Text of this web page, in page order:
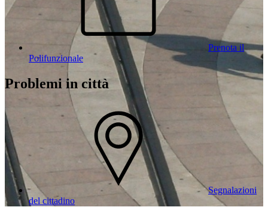
Prenota il
Polifunzionale
Problemi in città
Segnalazioni
del cittadino